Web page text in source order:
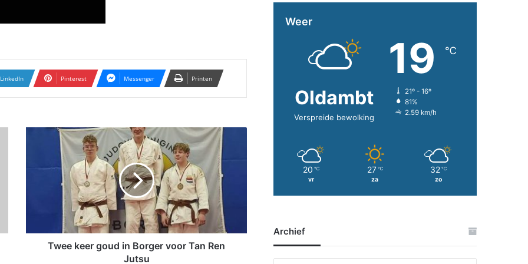
LinkedIn Pinterest Messenger Printen
g
Twee keer goud in Borger voor Tan Ren
Jutsu
Weer
Oldambt
Verspreide bewolking
19 ℃
21º - 16º
81%
2.59 km/h
20 ℃
vr
27 ℃
za
32 ℃
zo
Archief